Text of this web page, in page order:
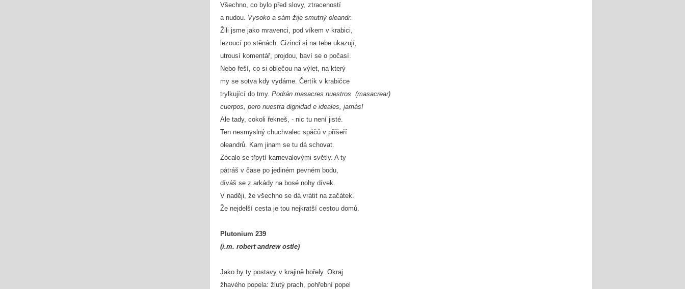
Všechno, co bylo před slovy, ztraceností
a nudou. Vysoko a sám žije smutný oleandr.
Žili jsme jako mravenci, pod víkem v krabici,
lezoucí po stěnách. Cizinci si na tebe ukazují,
utrousí komentář, projdou, baví se o počasí.
Nebo řeší, co si oblečou na výlet, na který
my se sotva kdy vydáme. Čertík v krabičce
trylkující do tmy. Podrán masacres nuestros (masacrear)
cuerpos, pero nuestra dignidad e ideales, jamás!
Ale tady, cokoli řekneš, - nic tu není jisté.
Ten nesmyslný chuchvalec spáčů v příšeří
oleandrů. Kam jinam se tu dá schovat.
Zócalo se třpytí karnevalovými světly. A ty
pátráš v čase po jediném pevném bodu,
díváš se z arkády na bosé nohy dívek.
V naději, že všechno se dá vrátit na začátek.
Že nejdelší cesta je tou nejkratší cestou domů.
Plutonium 239
(i.m. robert andrew ostle)
Jako by ty postavy v krajině hořely. Okraj
žhavého popela: žlutý prach, pohřební popel